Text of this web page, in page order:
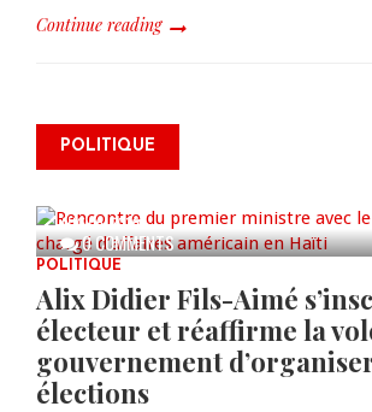
Continue reading
POLITIQUE
0 COMMENTS
rencontre du premier
avec le nouveau chargé
AUG 06, 2026
POLITIQUE
Alix Didier Fils-Aimé
électeur et réaffirme la
gouvernement
élections